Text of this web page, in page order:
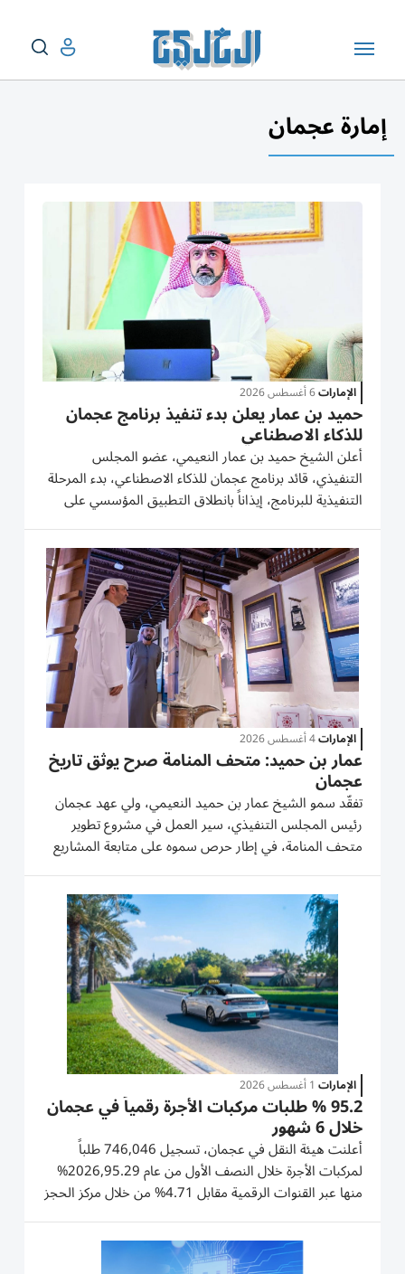
إمارة عجمان
الإمارات6 أغسطس 2026
حميد بن عمار يعلن بدء تنفيذ برنامج عجمان
للذكاء الاصطناعي
أعلن الشيخ حميد بن عمار النعيمي، عضو المجلس
التنفيذي، قائد برنامج عجمان للذكاء الاصطناعي، بدء المرحلة
التنفيذية للبرنامج، إيذاناً بانطلاق التطبيق المؤسسي على
مستوى الجهات الحكومية، بما يعزز جاهزية حكومة عجمان
لتوظيف تقنيات الذكاء الاصطناعي ضمن منظومة مؤسسية
متكاملة...
الإمارات4 أغسطس 2026
عمار بن حميد: متحف المنامة صرح يوثق تاريخ
عجمان
تفقّد سمو الشيخ عمار بن حميد النعيمي، ولي عهد عجمان
رئيس المجلس التنفيذي، سير العمل في مشروع تطوير
متحف المنامة، في إطار حرص سموه على متابعة المشاريع
السياحية والثقافية والتراثية في الإمارة. واطّلع سموه خلال
الجولة التفقدية على نسب الإنجاز في مختلف مراحل الترميم
والتجهيز...
الإمارات 1 أغسطس 2026
95.2 % طلبات مركبات الأجرة رقمياً في عجمان
خلال 6 شهور
أعلنت هيئة النقل في عجمان، تسجيل 746,046 طلباً
لمركبات الأجرة خلال النصف الأول من عام 2026,95.29%
منها عبر القنوات الرقمية مقابل 4.71% من خلال مركز الحجز
والتوزيع، في مؤشر يعكس تنامي اعتماد المتعاملين على
القنوات الرقمية في طلب خدمات مركبات الأجرة. وسجلت
الطلبات عبر القنوات الرقمية،...